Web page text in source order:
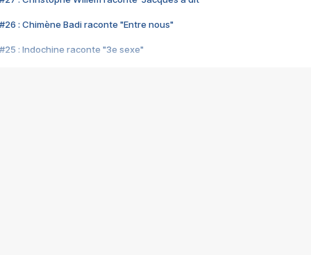
#26 : Chimène Badi raconte "Entre nous"
#25 : Indochine raconte "3e sexe"